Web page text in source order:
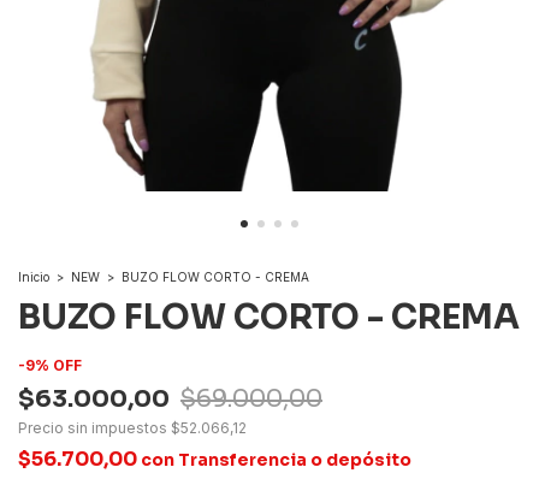
Inicio > NEW > BUZO FLOW CORTO - CREMA
BUZO FLOW CORTO - CREMA
-9% OFF
$63.000,00 $69.000,00
Precio sin impuestos $52.066,12
$56.700,00 con Transferencia o depósito